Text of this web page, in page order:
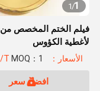
1
/
1
فيلم الختم المخصص من
لأغطية الكؤوس
الأسعار：USD 4500-6500/T MOQ：1 ت
افضل سعر